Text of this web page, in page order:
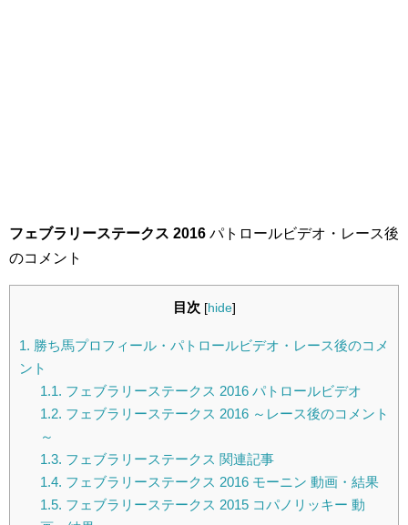
フェブラリーステークス 2016 パトロールビデオ・レース後
のコメント
目次 [hide]
1. 勝ち馬プロフィール・パトロールビデオ・レース後のコメ
ント
1.1. フェブラリーステークス 2016 パトロールビデオ
1.2. フェブラリーステークス 2016 ～レース後のコメント
～
1.3. フェブラリーステークス 関連記事
1.4. フェブラリーステークス 2016 モーニン 動画・結果
1.5. フェブラリーステークス 2015 コパノリッキー 動